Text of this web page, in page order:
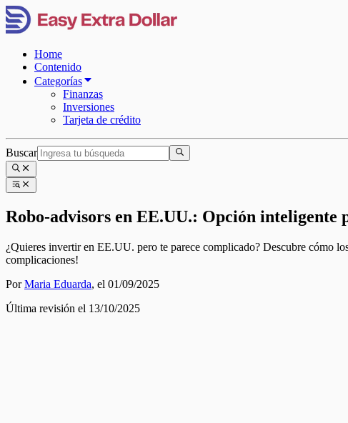
Home
Contenido
Categorías
Finanzas
Inversiones
Tarjeta de crédito
Buscar
Robo-advisors en EE.UU.: Opción
¿Quieres invertir en EE.UU. pero te parece complicado? Descubre cómo
complicaciones!
PorMaria Eduarda, el 01/09/2025
Última revisión el 13/10/2025